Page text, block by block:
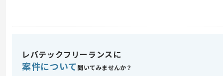
スキル
・WBS作成及びプロジェクト計画策定
レバテックフリーランスに
案件について 聞いてみませんか？